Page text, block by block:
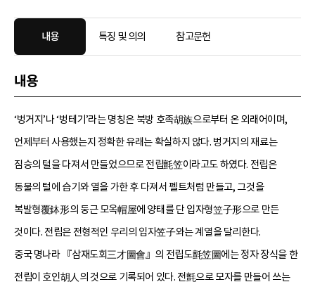
내용 특징 및 의의 참고문헌
내용
‘벙거지’나 ‘벙테기’라는 명칭은 북방 호족胡族으로부터 온 외래어이며,
언제부터 사용했는지 정확한 유래는 확실하지 않다. 벙거지의 재료는
짐승의 털을 다져서 만들었으므로 전립氈笠이라고도 하였다. 전립은
동물의 털에 습기와 열을 가한 후 다져서 펠트처럼 만들고, 그것을
복발형覆鉢形의 둥근 모옥帽屋에 양태를 단 입자형笠子形으로 만든
것이다. 전립은 전형적인 우리의 입자笠子와는 계열을 달리한다.
중국 명나라 『삼재도회三才圖會』의 전립도氈笠圖에는 정자 장식을 한
전립이 호인胡人의 것으로 기록되어 있다. 전氈으로 모자를 만들어 쓰는